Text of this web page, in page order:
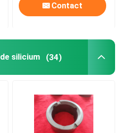
Contact
silicium (34)